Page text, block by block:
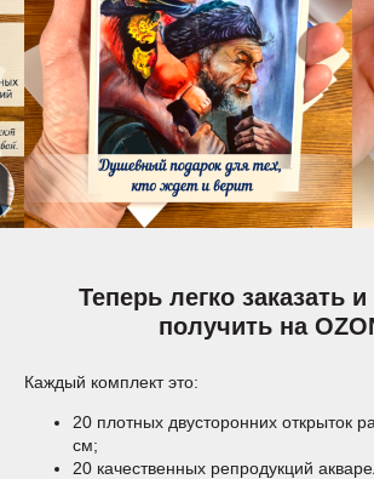
Теперь легко заказать
получить на
Каждый комплект это:
20 плотных двусторонних открыток
см;
20 качественных репродукций